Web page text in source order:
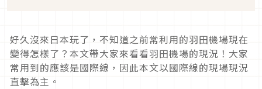
好久沒來日本玩了，不知道之前常利用的羽田機場現在
變得怎樣了？本文帶大家來看看羽田機場的現況！大家
常用到的應該是國際線，因此本文以國際線的現場現況
直擊為主。